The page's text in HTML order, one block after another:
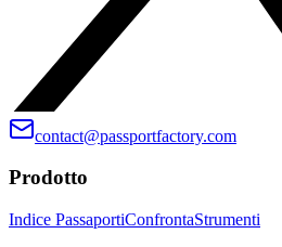
contact@passportfactory.com
Prodotto
Indice PassaportiConfrontaStrumenti